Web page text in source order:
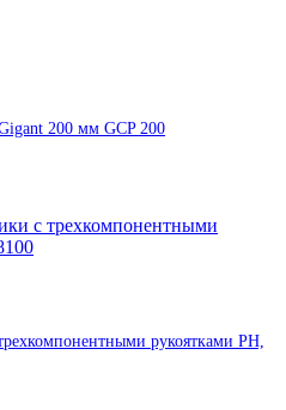
200 мм GCP 200
рукоятками PH,